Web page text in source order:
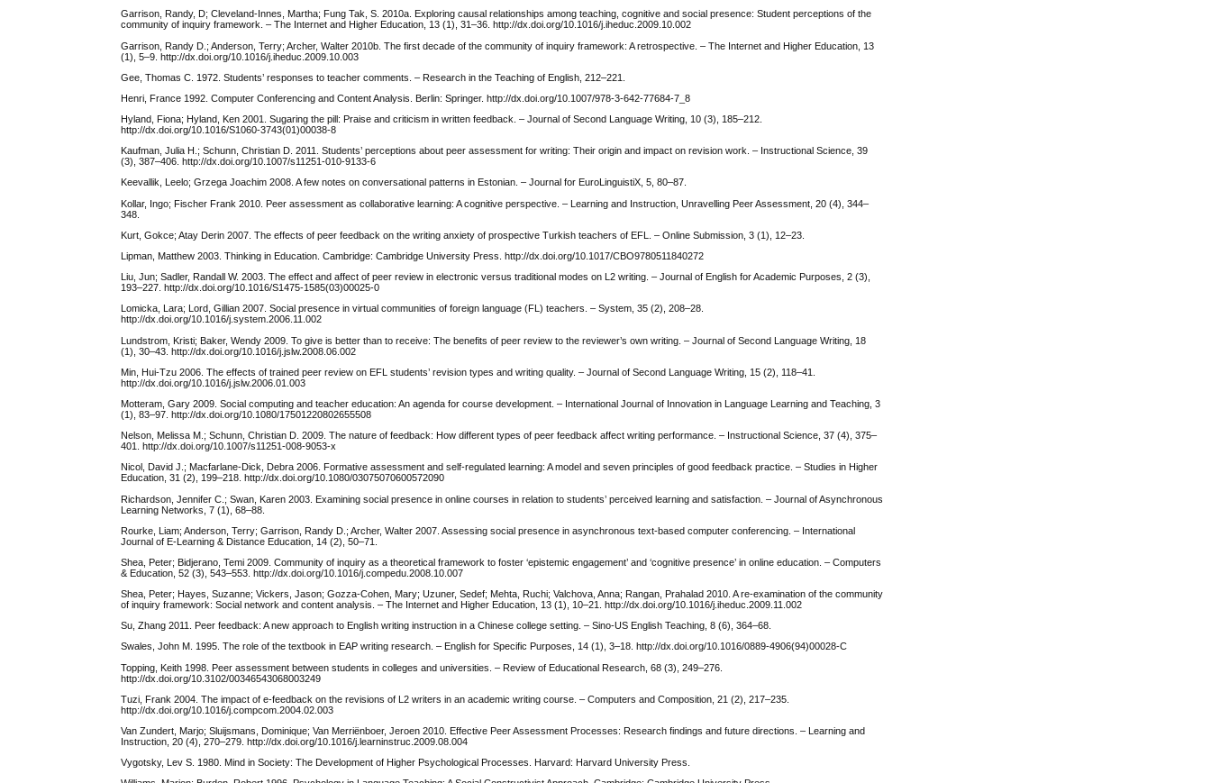
Garrison, Randy, D; Cleveland-Innes, Martha; Fung Tak, S. 2010a. Exploring causal relationships among teaching, cognitive and social presence: Student perceptions of the
community of inquiry framework. – The Internet and Higher Education, 13 (1), 31–36. http://dx.doi.org/10.1016/j.iheduc.2009.10.002
Garrison, Randy D.; Anderson, Terry; Archer, Walter 2010b. The first decade of the community of inquiry framework: A retrospective. – The Internet and Higher Education, 13
(1), 5–9. http://dx.doi.org/10.1016/j.iheduc.2009.10.003
Gee, Thomas C. 1972. Students’ responses to teacher comments. – Research in the Teaching of English, 212–221.
Henri, France 1992. Computer Conferencing and Content Analysis. Berlin: Springer. http://dx.doi.org/10.1007/978-3-642-77684-7_8
Hyland, Fiona; Hyland, Ken 2001. Sugaring the pill: Praise and criticism in written feedback. – Journal of Second Language Writing, 10 (3), 185–212.
http://dx.doi.org/10.1016/S1060-3743(01)00038-8
Kaufman, Julia H.; Schunn, Christian D. 2011. Students’ perceptions about peer assessment for writing: Their origin and impact on revision work. – Instructional Science, 39
(3), 387–406. http://dx.doi.org/10.1007/s11251-010-9133-6
Keevallik, Leelo; Grzega Joachim 2008. A few notes on conversational patterns in Estonian. – Journal for EuroLinguistiX, 5, 80–87.
Kollar, Ingo; Fischer Frank 2010. Peer assessment as collaborative learning: A cognitive perspective. – Learning and Instruction, Unravelling Peer Assessment, 20 (4), 344–
348.
Kurt, Gokce; Atay Derin 2007. The effects of peer feedback on the writing anxiety of prospective Turkish teachers of EFL. – Online Submission, 3 (1), 12–23.
Lipman, Matthew 2003. Thinking in Education. Cambridge: Cambridge University Press. http://dx.doi.org/10.1017/CBO9780511840272
Liu, Jun; Sadler, Randall W. 2003. The effect and affect of peer review in electronic versus traditional modes on L2 writing. – Journal of English for Academic Purposes, 2 (3),
193–227. http://dx.doi.org/10.1016/S1475-1585(03)00025-0
Lomicka, Lara; Lord, Gillian 2007. Social presence in virtual communities of foreign language (FL) teachers. – System, 35 (2), 208–28.
http://dx.doi.org/10.1016/j.system.2006.11.002
Lundstrom, Kristi; Baker, Wendy 2009. To give is better than to receive: The benefits of peer review to the reviewer’s own writing. – Journal of Second Language Writing, 18
(1), 30–43. http://dx.doi.org/10.1016/j.jslw.2008.06.002
Min, Hui-Tzu 2006. The effects of trained peer review on EFL students’ revision types and writing quality. – Journal of Second Language Writing, 15 (2), 118–41.
http://dx.doi.org/10.1016/j.jslw.2006.01.003
Motteram, Gary 2009. Social computing and teacher education: An agenda for course development. – International Journal of Innovation in Language Learning and Teaching, 3
(1), 83–97. http://dx.doi.org/10.1080/17501220802655508
Nelson, Melissa M.; Schunn, Christian D. 2009. The nature of feedback: How different types of peer feedback affect writing performance. – Instructional Science, 37 (4), 375–
401. http://dx.doi.org/10.1007/s11251-008-9053-x
Nicol, David J.; Macfarlane-Dick, Debra 2006. Formative assessment and self-regulated learning: A model and seven principles of good feedback practice. – Studies in Higher
Education, 31 (2), 199–218. http://dx.doi.org/10.1080/03075070600572090
Richardson, Jennifer C.; Swan, Karen 2003. Examining social presence in online courses in relation to students’ perceived learning and satisfaction. – Journal of Asynchronous
Learning Networks, 7 (1), 68–88.
Rourke, Liam; Anderson, Terry; Garrison, Randy D.; Archer, Walter 2007. Assessing social presence in asynchronous text-based computer conferencing. – International
Journal of E-Learning & Distance Education, 14 (2), 50–71.
Shea, Peter; Bidjerano, Temi 2009. Community of inquiry as a theoretical framework to foster ‘epistemic engagement’ and ‘cognitive presence’ in online education. – Computers
& Education, 52 (3), 543–553. http://dx.doi.org/10.1016/j.compedu.2008.10.007
Shea, Peter; Hayes, Suzanne; Vickers, Jason; Gozza-Cohen, Mary; Uzuner, Sedef; Mehta, Ruchi; Valchova, Anna; Rangan, Prahalad 2010. A re-examination of the community
of inquiry framework: Social network and content analysis. – The Internet and Higher Education, 13 (1), 10–21. http://dx.doi.org/10.1016/j.iheduc.2009.11.002
Su, Zhang 2011. Peer feedback: A new approach to English writing instruction in a Chinese college setting. – Sino-US English Teaching, 8 (6), 364–68.
Swales, John M. 1995. The role of the textbook in EAP writing research. – English for Specific Purposes, 14 (1), 3–18. http://dx.doi.org/10.1016/0889-4906(94)00028-C
Topping, Keith 1998. Peer assessment between students in colleges and universities. – Review of Educational Research, 68 (3), 249–276.
http://dx.doi.org/10.3102/00346543068003249
Tuzi, Frank 2004. The impact of e-feedback on the revisions of L2 writers in an academic writing course. – Computers and Composition, 21 (2), 217–235.
http://dx.doi.org/10.1016/j.compcom.2004.02.003
Van Zundert, Marjo; Sluijsmans, Dominique; Van Merriënboer, Jeroen 2010. Effective Peer Assessment Processes: Research findings and future directions. – Learning and
Instruction, 20 (4), 270–279. http://dx.doi.org/10.1016/j.learninstruc.2009.08.004
Vygotsky, Lev S. 1980. Mind in Society: The Development of Higher Psychological Processes. Harvard: Harvard University Press.